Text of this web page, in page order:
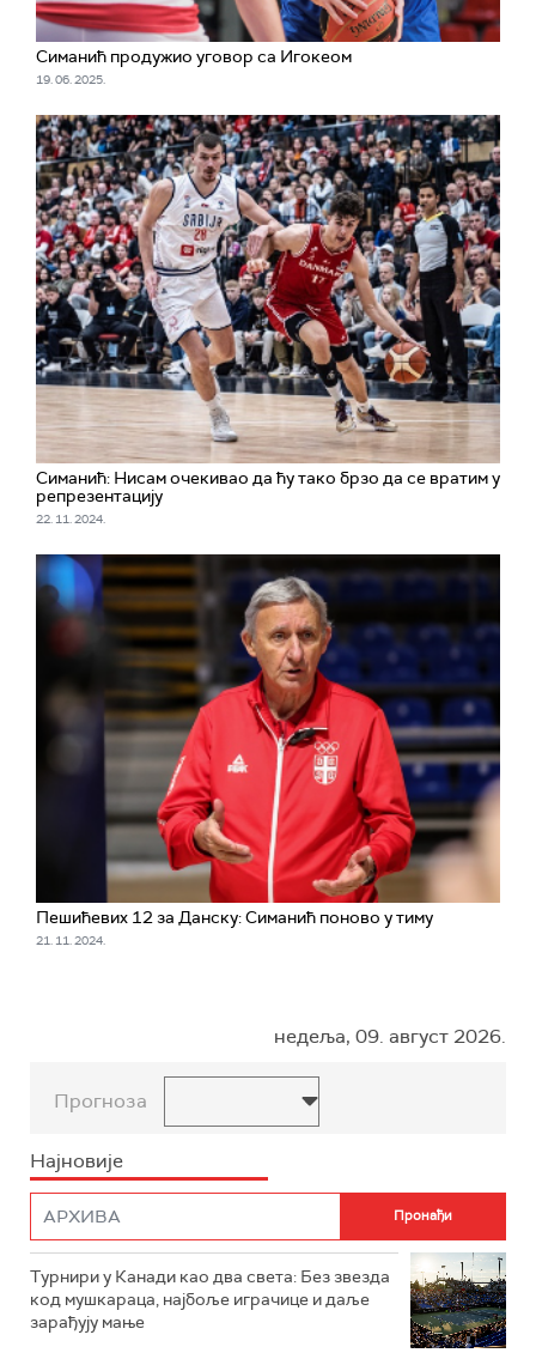
Симанић продужио уговор са Игокеом
19. 06. 2025.
Симанић: Нисам очекивао да ћу тако брзо да се вратим у
репрезентацију
22. 11. 2024.
Пешићевих 12 за Данску: Симанић поново у тиму
21. 11. 2024.
недеља, 09. август 2026.
Прогноза
Најновије
Турнири у Канади као два света: Без звезда
код мушкараца, најбоље играчице и даље
зарађују мање